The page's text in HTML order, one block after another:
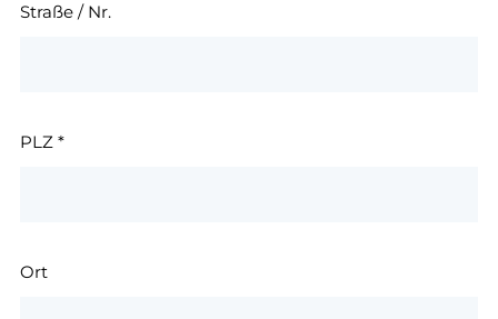
Straße / Nr.
PLZ *
Ort